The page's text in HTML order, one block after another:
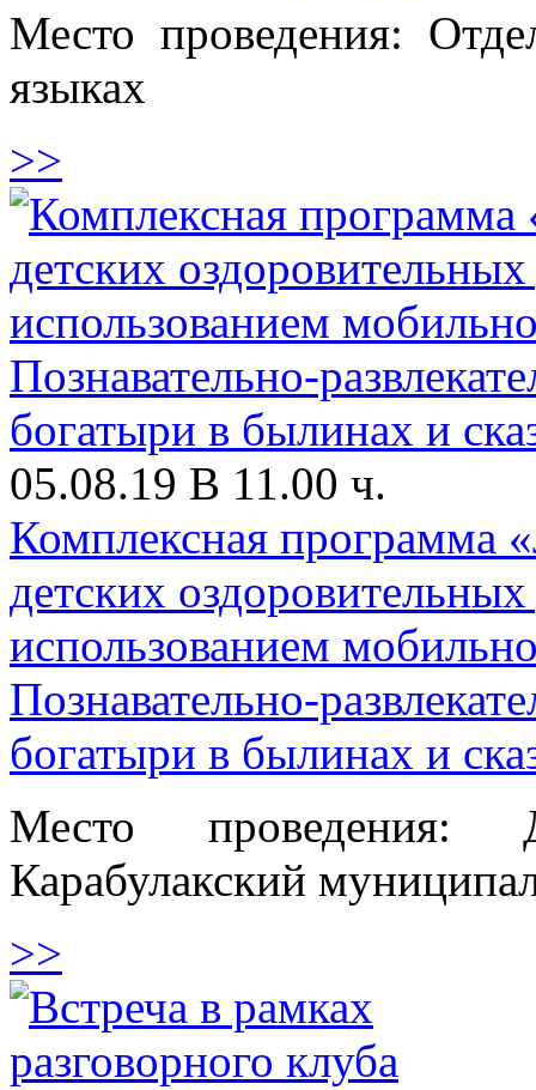
Место проведения:
языках
>>
05.08.19 В 11.00 ч.
Комплексная программа
детских
использованием
Познавательно-
богатыри в былинах и
Место проведения:
Карабулакский
>>